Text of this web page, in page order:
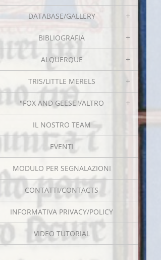
DATABASE/GALLERY
BIBLIOGRAFIA
ALQUERQUE
TRIS/LITTLE MERELS
"FOX AND GEESE"/ALTRO
IL NOSTRO TEAM
EVENTI
MODULO PER SEGNALAZIONI
CONTATTI/CONTACTS
INFORMATIVA PRIVACY/POLICY
VIDEO TUTORIAL